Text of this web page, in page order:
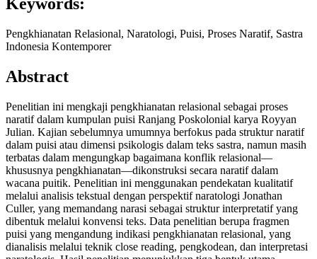
Keywords:
Pengkhianatan Relasional, Naratologi, Puisi, Proses Naratif, Sastra
Indonesia Kontemporer
Abstract
Penelitian ini mengkaji pengkhianatan relasional sebagai proses
naratif dalam kumpulan puisi Ranjang Poskolonial karya Royyan
Julian. Kajian sebelumnya umumnya berfokus pada struktur naratif
dalam puisi atau dimensi psikologis dalam teks sastra, namun masih
terbatas dalam mengungkap bagaimana konflik relasional—
khususnya pengkhianatan—dikonstruksi secara naratif dalam
wacana puitik. Penelitian ini menggunakan pendekatan kualitatif
melalui analisis tekstual dengan perspektif naratologi Jonathan
Culler, yang memandang narasi sebagai struktur interpretatif yang
dibentuk melalui konvensi teks. Data penelitian berupa fragmen
puisi yang mengandung indikasi pengkhianatan relasional, yang
dianalisis melalui teknik close reading, pengkodean, dan interpretasi